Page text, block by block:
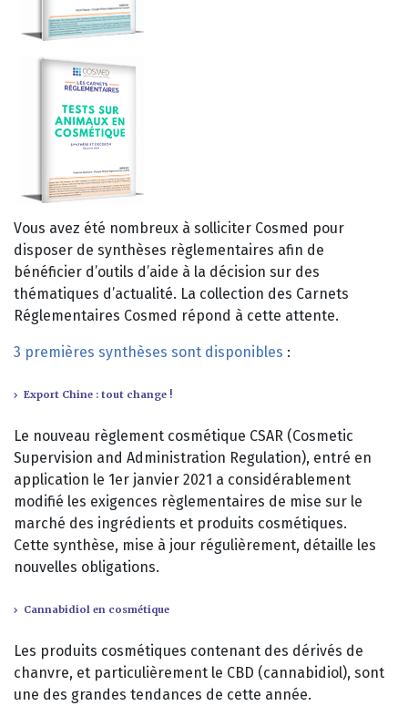
Vous avez été nombreux à solliciter Cosmed pour
disposer de synthèses règlementaires afin de
bénéficier d’outils d’aide à la décision sur des
thématiques d’actualité. La collection des Carnets
Réglementaires Cosmed répond à cette attente.
3 premières synthèses sont disponibles :
Export Chine : tout change !
Le nouveau règlement cosmétique CSAR (Cosmetic
Supervision and Administration Regulation), entré en
application le 1er janvier 2021 a considérablement
modifié les exigences règlementaires de mise sur le
marché des ingrédients et produits cosmétiques.
Cette synthèse, mise à jour régulièrement, détaille les
nouvelles obligations.
Cannabidiol en cosmétique
Les produits cosmétiques contenant des dérivés de
chanvre, et particulièrement le CBD (cannabidiol), sont
une des grandes tendances de cette année.